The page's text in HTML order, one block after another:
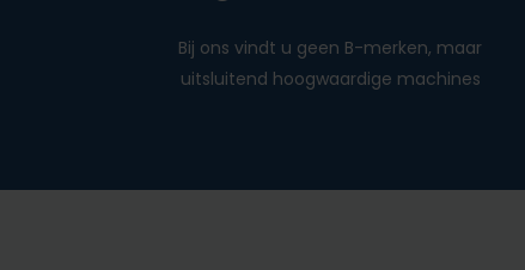
Bij ons vindt u geen B-merken, maar
uitsluitend hoogwaardige machines